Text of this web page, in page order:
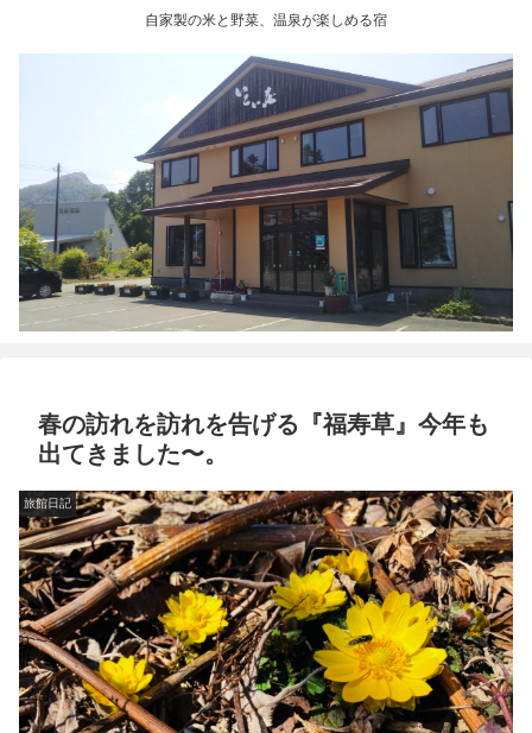
自家製の米と野菜、温泉が楽しめる宿
春の訪れを訪れを告げる『福寿草』今年も
出てきました〜。
旅館日記